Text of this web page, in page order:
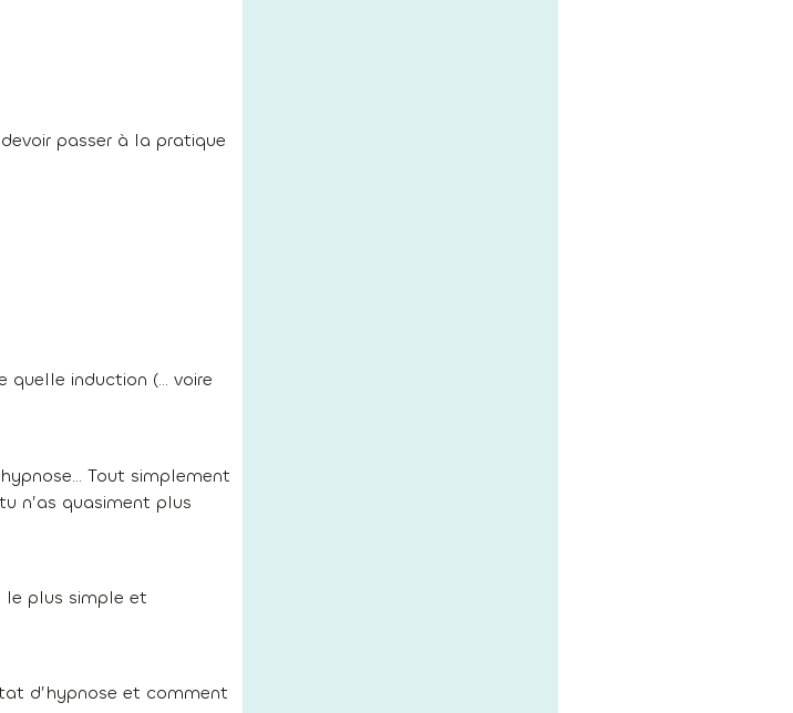
passer à la pratique
quelle induction (… voire
Tout simplement
n’as quasiment plus
le plus simple et
d’hypnose et comment